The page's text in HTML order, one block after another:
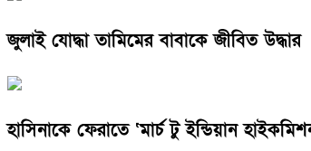
জুলাই যোদ্ধা তামিমের বাবাকে জীবিত উদ্ধার
হাসিনাকে ফেরাতে ‘মার্চ টু ইন্ডিয়ান